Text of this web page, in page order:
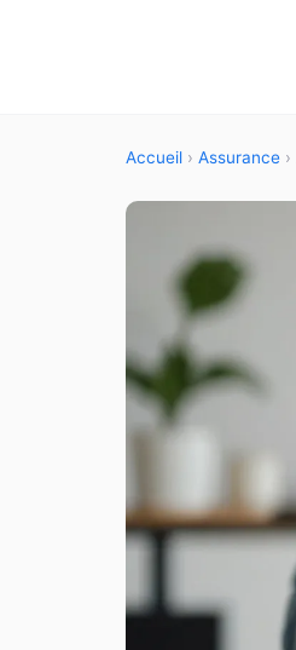
Accueil › Assurance ›